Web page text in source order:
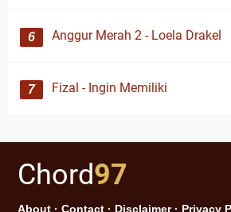
Anggur Merah 2 - Loela Drakel
Fizal - Ingin Memiliki
Chord97
About · Contact · Disclaimer· Privacy